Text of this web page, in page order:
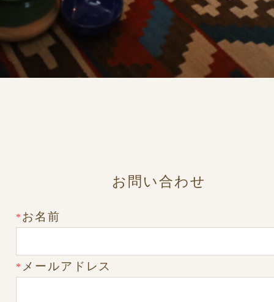
お問い合わせ
* お名前
* メールアドレス